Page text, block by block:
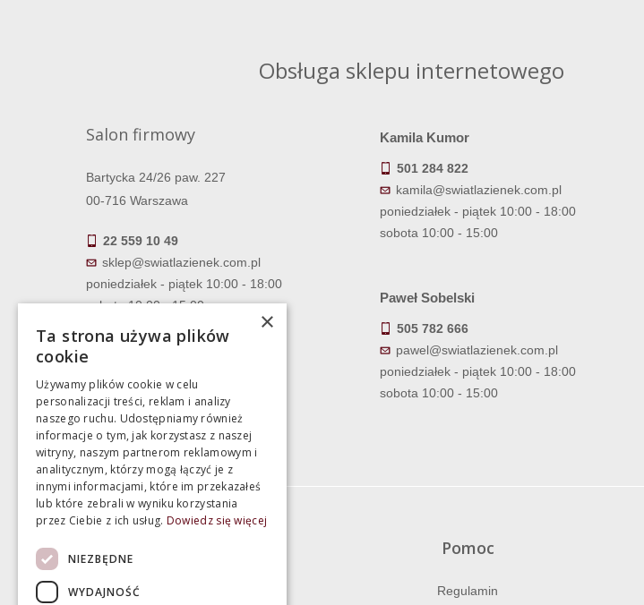
Obsługa sklepu internetowego
Salon firmowy
Bartycka 24/26 paw. 227
00-716 Warszawa
22 559 10 49
sklep@swiatlazienek.com.pl
poniedziałek - piątek 10:00 - 18:00
sobota 10:00 - 15:00
Kamila Kumor
501 284 822
kamila@swiatlazienek.com.pl
poniedziałek - piątek 10:00 - 18:00
sobota 10:00 - 15:00
Paweł Sobelski
505 782 666
pawel@swiatlazienek.com.pl
poniedziałek - piątek 10:00 - 18:00
sobota 10:00 - 15:00
Termin realizacji zamówienia
Pomoc
Regulamin
×
Ta strona używa plików
cookie
Używamy plików cookie w celu
personalizacji treści, reklam i analizy
naszego ruchu. Udostępniamy również
informacje o tym, jak korzystasz z naszej
witryny, naszym partnerom reklamowym i
analitycznym, którzy mogą łączyć je z
innymi informacjami, które im przekazałeś
lub które zebrali w wyniku korzystania
przez Ciebie z ich usług. Dowiedz się więcej
NIEZBĘDNE
WYDAJNOŚĆ